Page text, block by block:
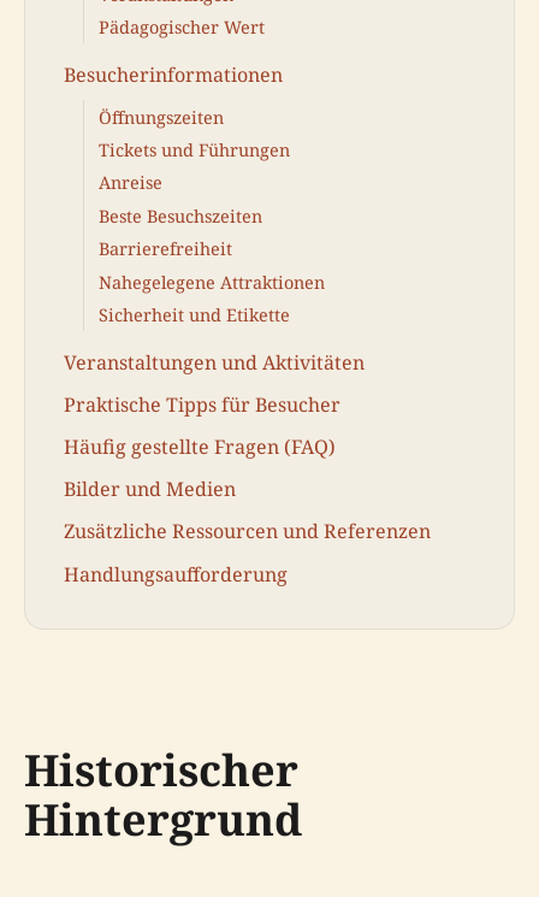
Pädagogischer Wert
Besucherinformationen
Öffnungszeiten
Tickets und Führungen
Anreise
Beste Besuchszeiten
Barrierefreiheit
Nahegelegene Attraktionen
Sicherheit und Etikette
Veranstaltungen und Aktivitäten
Praktische Tipps für Besucher
Häufig gestellte Fragen (FAQ)
Bilder und Medien
Zusätzliche Ressourcen und Referenzen
Handlungsaufforderung
Historischer
Hintergrund